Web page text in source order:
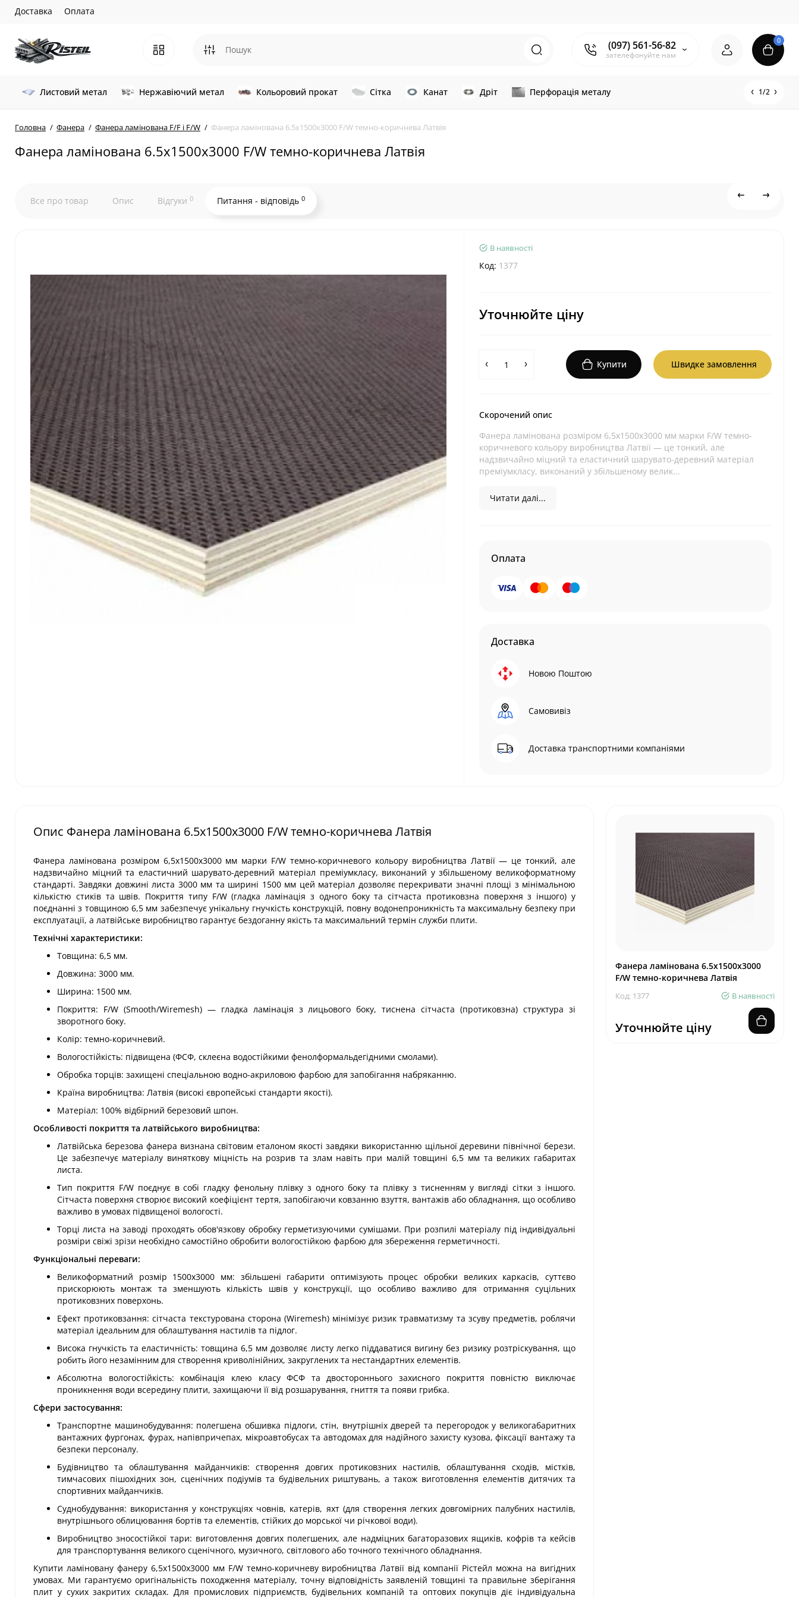
Доставка Оплата
(097) 561-56-82
зателефонуйте нам
0
Листовий метал Нержавіючий метал Кольоровий прокат Сітка Канат Дріт Перфорація металу 1/2
Головна Фанера Фанера ламінована F/F і F/W Фанера ламінована 6.5х1500х3000 F/W темно-коричнева Латвія
Фанера ламінована 6.5х1500х3000 F/W темно-коричнева Латвія
Все про товар Опис Відгуки 0 Питання - відповідь 0
В наявності
Код: 1377
Уточнюйте ціну
Купити Швидке замовлення
Скорочений опис
Фанера ламінована розміром 6,5х1500х3000 мм марки F/W темно-
коричневого кольору виробництва Латвії — це тонкий, але
надзвичайно міцний та еластичний шарувато-деревний матеріал
преміумкласу, виконаний у збільшеному велик...
Читати далі...
Оплата
Доставка
Новою Поштою
Самовивіз
Доставка транспортними компаніями
Опис Фанера ламінована 6.5х1500х3000 F/W темно-коричнева Латвія
Фанера ламінована розміром 6,5х1500х3000 мм марки F/W темно-коричневого кольору виробництва Латвії — це тонкий, але
надзвичайно міцний та еластичний шарувато-деревний матеріал преміумкласу, виконаний у збільшеному великоформатному
стандарті. Завдяки довжині листа 3000 мм та ширині 1500 мм цей матеріал дозволяє перекривати значні площі з мінімальною
кількістю стиків та швів. Покриття типу F/W (гладка ламінація з одного боку та сітчаста протиковзна поверхня з іншого) у
поєднанні з товщиною 6,5 мм забезпечує унікальну гнучкість конструкцій, повну водонепроникність та максимальну безпеку при
експлуатації, а латвійське виробництво гарантує бездоганну якість та максимальний термін служби плити.
Технічні характеристики:
Товщина: 6,5 мм.
Довжина: 3000 мм.
Ширина: 1500 мм.
Покриття: F/W (Smooth/Wiremesh) — гладка ламінація з лицьового боку, тиснена сітчаста (протиковзна) структура зі
зворотного боку.
Колір: темно-коричневий.
Вологостійкість: підвищена (ФСФ, склеєна водостійкими фенолформальдегідними смолами).
Обробка торців: захищені спеціальною водно-акриловою фарбою для запобігання набряканню.
Країна виробництва: Латвія (високі європейські стандарти якості).
Матеріал: 100% відбірний березовий шпон.
Особливості покриття та латвійського виробництва:
Латвійська березова фанера визнана світовим еталоном якості завдяки використанню щільної деревини північної берези.
Це забезпечує матеріалу виняткову міцність на розрив та злам навіть при малій товщині 6,5 мм та великих габаритах
листа.
Тип покриття F/W поєднує в собі гладку фенольну плівку з одного боку та плівку з тисненням у вигляді сітки з іншого.
Сітчаста поверхня створює високий коефіцієнт тертя, запобігаючи ковзанню взуття, вантажів або обладнання, що особливо
важливо в умовах підвищеної вологості.
Торці листа на заводі проходять обов'язкову обробку герметизуючими сумішами. При розпилі матеріалу під індивідуальні
розміри свіжі зрізи необхідно самостійно обробити вологостійкою фарбою для збереження герметичності.
Функціональні переваги:
Великоформатний розмір 1500х3000 мм: збільшені габарити оптимізують процес обробки великих каркасів, суттєво
прискорюють монтаж та зменшують кількість швів у конструкції, що особливо важливо для отримання суцільних
протиковзних поверхонь.
Ефект протиковзання: сітчаста текстурована сторона (Wiremesh) мінімізує ризик травматизму та зсуву предметів, роблячи
матеріал ідеальним для облаштування настилів та підлог.
Висока гнучкість та еластичність: товщина 6,5 мм дозволяє листу легко піддаватися вигину без ризику розтріскування, що
робить його незамінним для створення криволінійних, закруглених та нестандартних елементів.
Абсолютна вологостійкість: комбінація клею класу ФСФ та двостороннього захисного покриття повністю виключає
проникнення води всередину плити, захищаючи її від розшарування, гниття та появи грибка.
Сфери застосування:
Транспортне машинобудування: полегшена обшивка підлоги, стін, внутрішніх дверей та перегородок у великогабаритних
вантажних фургонах, фурах, напівпричепах, мікроавтобусах та автодомах для надійного захисту кузова, фіксації вантажу та
безпеки персоналу.
Будівництво та облаштування майданчиків: створення довгих протиковзних настилів, облаштування сходів, містків,
тимчасових пішохідних зон, сценічних подіумів та будівельних риштувань, а також виготовлення елементів дитячих та
спортивних майданчиків.
Суднобудування: використання у конструкціях човнів, катерів, яхт (для створення легких довгомірних палубних настилів,
внутрішнього облицювання бортів та елементів, стійких до морської чи річкової води).
Виробництво зносостійкої тари: виготовлення довгих полегшених, але надміцних багаторазових ящиків, кофрів та кейсів
для транспортування великого сценічного, музичного, світлового або точного технічного обладнання.
Купити ламіновану фанеру 6,5х1500х3000 мм F/W темно-коричневу виробництва Латвії від компанії Рістейл можна на вигідних
умовах. Ми гарантуємо оригінальність походження матеріалу, точну відповідність заявленій товщині та правильне зберігання
плит у сухих закритих складах. Для промислових підприємств, будівельних компаній та оптових покупців діє індивідуальна
Фанера ламінована 6.5х1500х3000
F/W темно-коричнева Латвія
Код: 1377 В наявності
Уточнюйте ціну